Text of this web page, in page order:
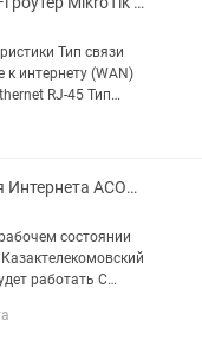
Тип связи
интернету (WAN)
RJ-45 Тип
Fi 2), g (Wi-Fi 3), n
ADSL Модем для Интернета ACORP
состоянии
работать С